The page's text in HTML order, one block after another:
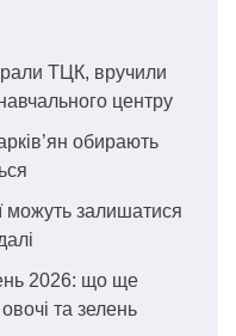
ТЦК, вручили
центру
обирають
можуть залишатися
2026: що ще
та зелень